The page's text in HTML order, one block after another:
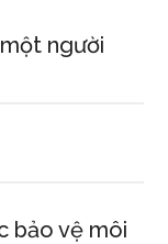
người
bảo vệ môi